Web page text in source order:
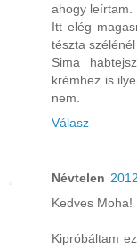
ahogy leírtam.
Itt elég
tészta
Sima
krémhez is
nem.
Válasz
Névtelen
Kedves Moha!
Kipróbáltam